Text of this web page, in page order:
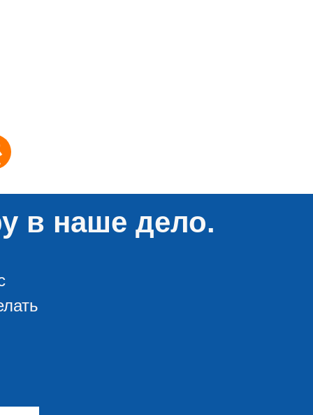
в наше дело.